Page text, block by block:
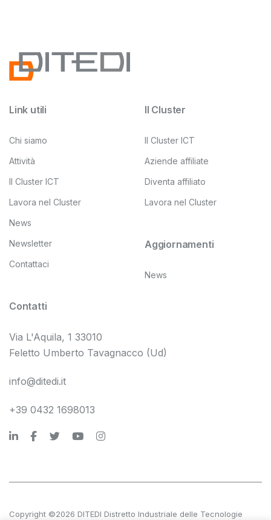
Link utili
Chi siamo
Attività
Il Cluster ICT
Lavora nel Cluster
News
Newsletter
Contattaci
Il Cluster
Il Cluster ICT
Aziende affiliate
Diventa affiliato
Lavora nel Cluster
Aggiornamenti
News
Contatti
Via L'Aquila, 1 33010
Feletto Umberto Tavagnacco (Ud)
info@ditedi.it
+39 0432 1698013
Copyright ©2026 DITEDI Distretto Industriale delle Tecnologie